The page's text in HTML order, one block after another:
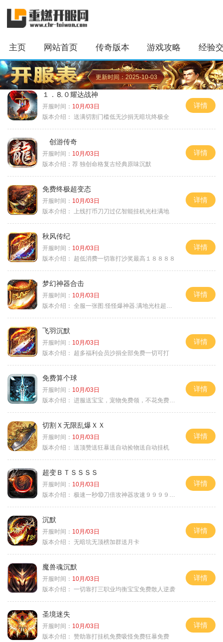
主页 网站首页 传奇版本 游戏攻略 经验
更新时间：2025-10-03
１．⒏０耀达战神
开服时间： 10月/03日
版本介绍： 送满切割门槛低无沙捐无暗坑终极全
详情
创游传奇
开服时间： 10月/03日
版本介绍： 荐 独创命格复古经典原味沉默
详情
免费终极超变态
开服时间： 10月/03日
版本介绍：
上线打币刀刀过亿智能挂机光柱满地
详情
秋风传纪
开服时间： 10月/03日
版本介绍：
超低消费一切靠打沙奖最高１８８８８
详情
梦幻神器合击
开服时间： 10月/03日
版本介绍： 全服一张图.怪怪爆神器.满地光柱超激情
详情
飞羽沉默
开服时间： 10月/03日
版本介绍：
超多福利会员沙捐全部免费一切可打
详情
免费算个球
开服时间： 10月/03日
版本介绍： 进服送宝宝，宠物免费领，不花免费通关！
详情
切割Ｘ无限乱爆ＸＸ
开服时间： 10月/03日
版本介绍： 送顶赞送狂暴送自动捡物送自动挂机
详情
超变ＢＴＳＳＳＳ
开服时间： 10月/03日
版本介绍： 极速一秒⑩刀倍攻神器攻速９９９９①挑
详情
沉默
开服时间： 10月/03日
版本介绍： 无暗坑无顶榜加群送月卡
详情
魔兽魂沉默
开服时间： 10月/03日
版本介绍： 一切靠打三职业均衡宝宝免费散人逆袭
详情
圣境迷失
开服时间： 10月/03日
版本介绍： 赞助靠打挂机免费吸怪免费狂暴免费
详情